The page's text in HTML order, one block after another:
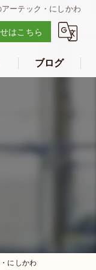
ーテック・にしかわ
はこちら
ブログ
にしかわ